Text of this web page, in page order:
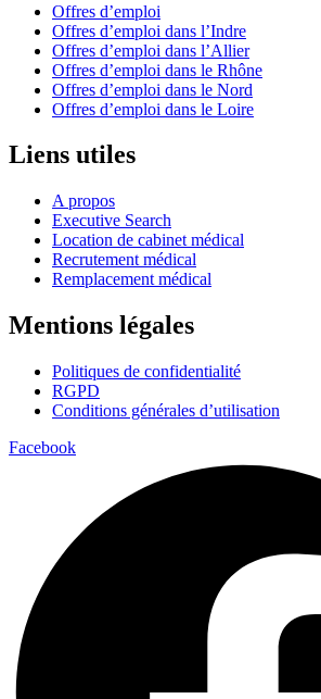
Offres d’emploi
Offres d’emploi dans l’Indre
Offres d’emploi dans l’Allier
Offres d’emploi dans le Rhône
Offres d’emploi dans le Nord
Offres d’emploi dans le Loire
Liens utiles
A propos
Executive Search
Location de cabinet médical
Recrutement médical
Remplacement médical
Mentions légales
Politiques de confidentialité
RGPD
Conditions générales d’utilisation
Facebook